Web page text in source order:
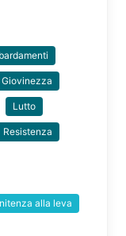
Giovinezza
Lutto
Resistenza
alla leva